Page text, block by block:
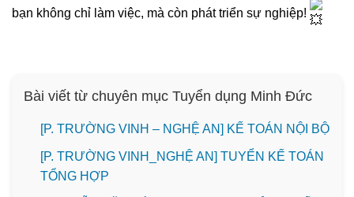
bạn không chỉ làm việc, mà còn phát triển sự nghiệp!
Bài viết từ chuyên mục Tuyển dụng Minh Đức
[P. TRƯỜNG VINH – NGHỆ AN] KẾ TOÁN NỘI BỘ
[P. TRƯỜNG VINH_NGHỆ AN] TUYỂN KẾ TOÁN
TỔNG HỢP